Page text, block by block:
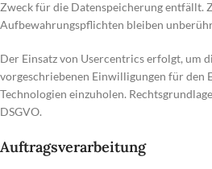
Zweck für die Datenspeicherung entfällt.
Aufbewahrungspflichten bleiben
Der Einsatz von Usercentrics erfolgt, um
vorgeschriebenen Einwilligungen für den
Technologien einzuholen.
DSGVO.
Auftragsverarbeitung